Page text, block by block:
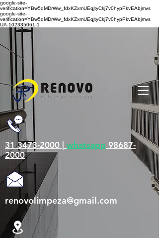
google-site-
verification=YBw5qMDrWw_fdxKZxmUEqjtyCkj7v0hypPkvEAbjmvs
google-site-
verification=YBw5qMDrWw_fdxKZxmUEqjtyCkj7v0hypPkvEAbjmvs
UA-102335061-1
31 3473-2000 | whatsapp 98687-
2000
renovolimpeza@gmail.com